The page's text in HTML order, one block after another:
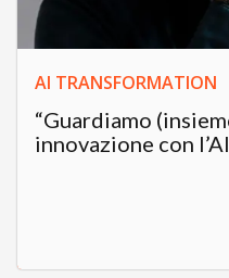
AI TRANSFORMATION
“Guardiamo
innovazione con